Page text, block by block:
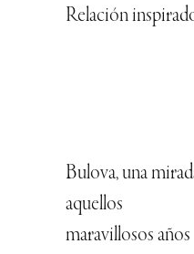
Relación
Bulova, una
aquellos
maravillosos años